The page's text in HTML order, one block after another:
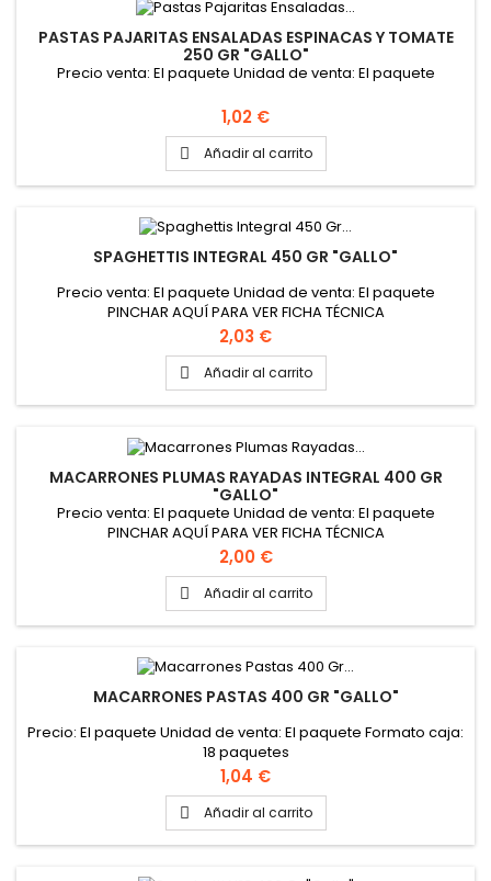
PASTAS PAJARITAS ENSALADAS ESPINACAS Y TOMATE
250 GR "GALLO"
Precio venta: El paquete Unidad de venta: El paquete
Precio
1,02 €
 Añadir al carrito
SPAGHETTIS INTEGRAL 450 GR "GALLO"
Precio venta: El paquete Unidad de venta: El paquete
PINCHAR AQUÍ PARA VER FICHA TÉCNICA
Precio
2,03 €
 Añadir al carrito
MACARRONES PLUMAS RAYADAS INTEGRAL 400 GR
"GALLO"
Precio venta: El paquete Unidad de venta: El paquete
PINCHAR AQUÍ PARA VER FICHA TÉCNICA
Precio
2,00 €
 Añadir al carrito
MACARRONES PASTAS 400 GR "GALLO"
Precio: El paquete Unidad de venta: El paquete Formato caja:
18 paquetes
Precio
1,04 €
 Añadir al carrito